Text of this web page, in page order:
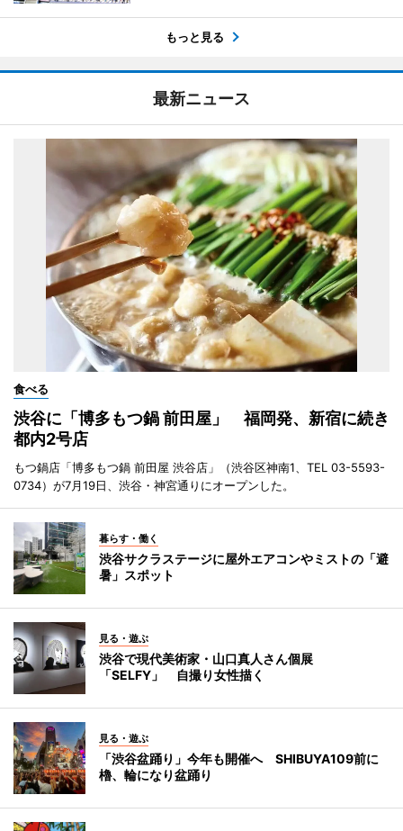
もっと見る
最新ニュース
食べる
渋谷に「博多もつ鍋 前田屋」 福岡発、新宿に続き
都内2号店
もつ鍋店「博多もつ鍋 前田屋 渋谷店」（渋谷区神南1、TEL 03-5593-
0734）が7月19日、渋谷・神宮通りにオープンした。
暮らす・働く
渋谷サクラステージに屋外エアコンやミストの「避
暑」スポット
見る・遊ぶ
渋谷で現代美術家・山口真人さん個展
「SELFY」 自撮り女性描く
見る・遊ぶ
「渋谷盆踊り」今年も開催へ SHIBUYA109前に
櫓、輪になり盆踊り